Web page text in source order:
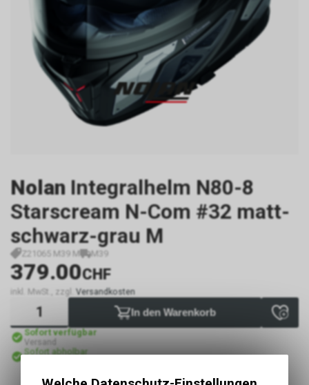
Nolan Integralhelm N80-8
Starscream N-Com #32 matt-
schwarz-grau M
Z21065 M39 M M39
379.00CHF
inkl. MwSt., zzgl. Versandkosten
In den Warenkorb
Sofort verfügbar
Versand
Sofort abholbar